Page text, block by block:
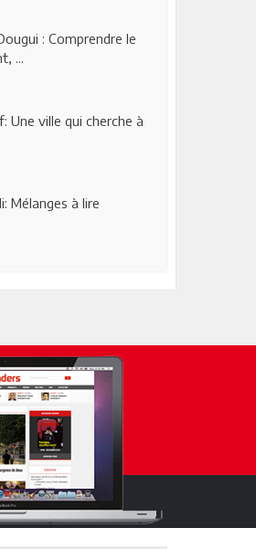
: Comprendre le
...
Une ville qui cherche à
Mélanges à lire